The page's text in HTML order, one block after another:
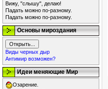
Вижу, "слышу", делаю!
Падать можно по-разному.
Падать можно по-разному.
Основы мироздания
Виды черных дыр
Антимир возможен?
Идеи меняющие Мир
Озарение.